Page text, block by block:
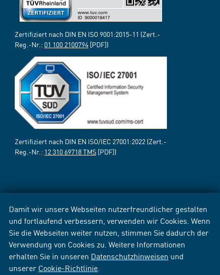
Damit wir unsere Webseiten nutzerfreundlicher gestalten
und fortlaufend verbessern, verwenden wir Cookies. Wenn
Sie die Webseiten weiter nutzen, stimmen Sie dadurch der
Verwendung von Cookies zu. Weitere Informationen
erhalten Sie in unseren Datenschutzhinweisen und
unserer Cookie-Richtlinie
Zertifiziert nach DIN EN ISO 9001:2015-11 (Zert.-
Reg.-Nr.: 01 100 2100794 [PDF])
Zertifiziert nach DIN EN ISO/IEC 27001:2022 (Zert.-
Reg.-Nr.: 12 310 69718 TMS [PDF])